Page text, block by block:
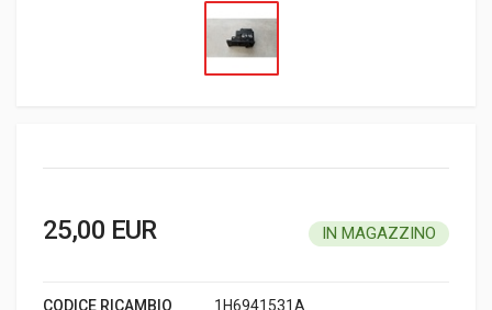
25,00 EUR IN MAGAZZINO
CODICE RICAMBIO 1H6941531A